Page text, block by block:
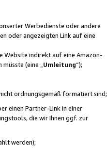
Werbedienste oder andere
oder angezeigten Link auf eine
Website indirekt auf eine Amazon-
(eine „ Umleitung“);
ordnungsgemäß formatiert sind;
einen Partner-Link in einer
die wir Ihnen ggf. zur
werden);